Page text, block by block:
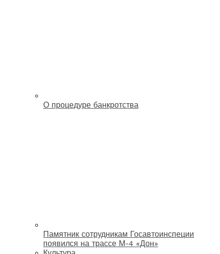
О процедуре банкротства
Памятник сотрудникам Госавтоинспеции
появился на трассе М-4 «Дон»